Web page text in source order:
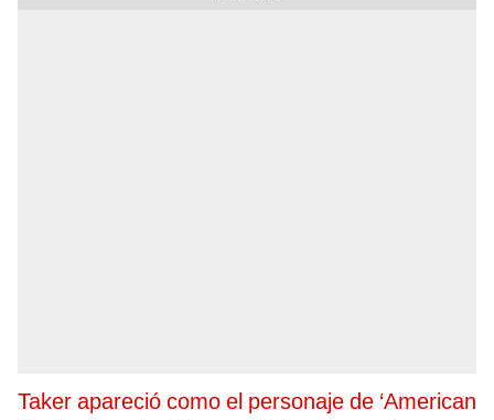
Taker apareció como el personaje de ‘American